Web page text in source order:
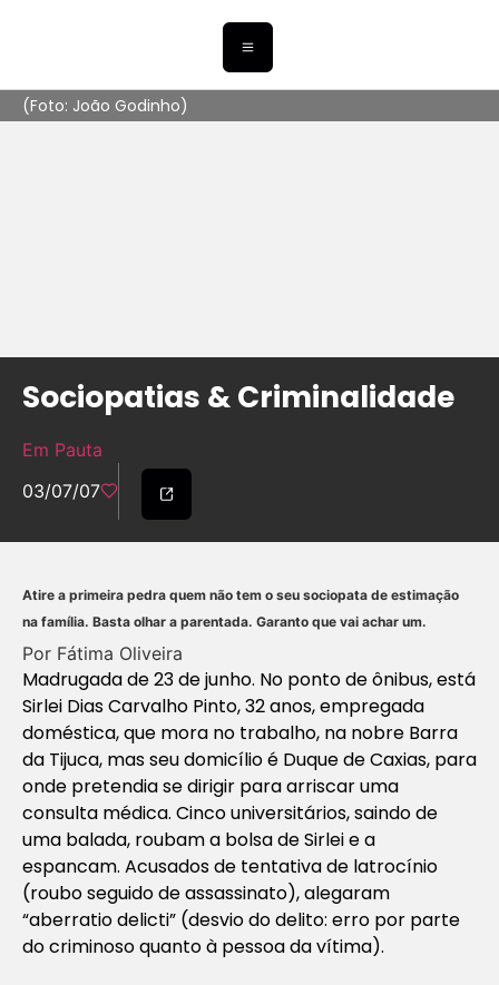
(Foto: João Godinho)
Sociopatias & Criminalidade
Em Pauta
03/07/07
Atire a primeira pedra quem não tem o seu sociopata de estimação
na família. Basta olhar a parentada. Garanto que vai achar um.
Por Fátima Oliveira
Madrugada de 23 de junho. No ponto de ônibus, está
Sirlei Dias Carvalho Pinto, 32 anos, empregada
doméstica, que mora no trabalho, na nobre Barra
da Tijuca, mas seu domicílio é Duque de Caxias, para
onde pretendia se dirigir para arriscar uma
consulta médica. Cinco universitários, saindo de
uma balada, roubam a bolsa de Sirlei e a
espancam. Acusados de tentativa de latrocínio
(roubo seguido de assassinato), alegaram
“aberratio delicti” (desvio do delito: erro por parte
do criminoso quanto à pessoa da vítima).